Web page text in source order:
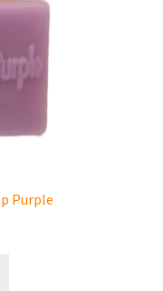
Purple